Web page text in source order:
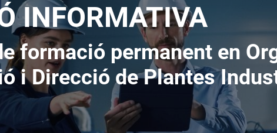
INFORMATIVA
formació permanent en
i Direcció de Plantes